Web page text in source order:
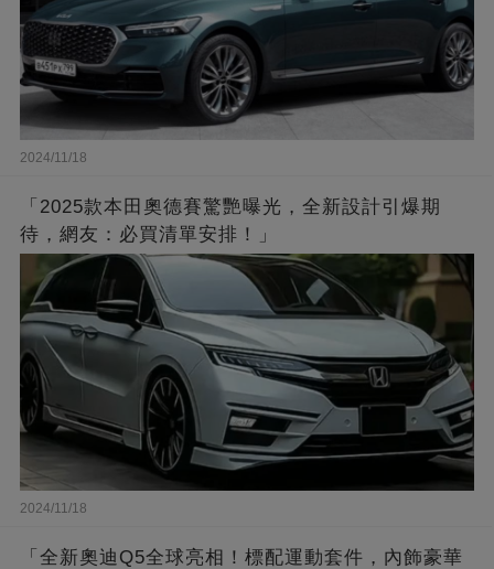
2024/11/18
「2025款本田奧德賽驚艷曝光，全新設計引爆期
待，網友：必買清單安排！」
2024/11/18
「全新奧迪Q5全球亮相！標配運動套件，內飾豪華